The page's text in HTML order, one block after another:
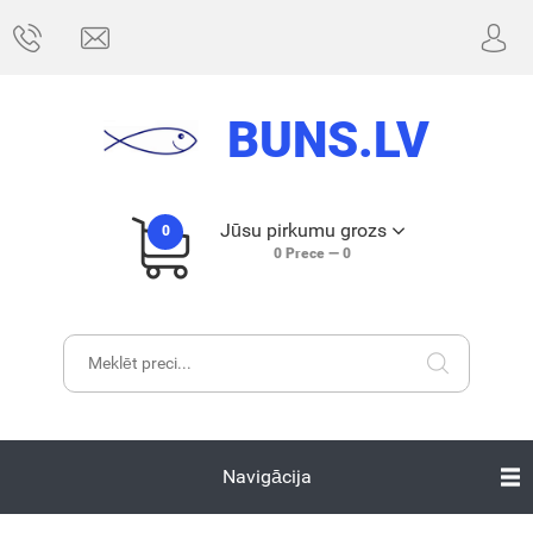
BUNS.LV
0 Jūsu pirkumu grozs
0Prece — 0
Navigācija